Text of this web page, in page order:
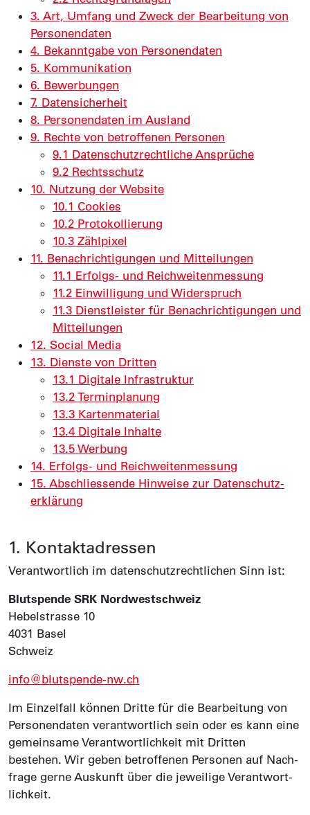
3. Art, Umfang und Zweck der Bearbeitung von
Personen­daten
4. Bekanntgabe von Personen­daten
5. Kommunikation
6. Bewerbungen
7. Daten­sicherheit
8. Personen­daten im Ausland
9. Rechte von betroffenen Personen
9.1 Daten­schutz­rechtliche Ansprüche
9.2 Rechtsschutz
10. Nutzung der Website
10.1 Cookies
10.2 Protokollierung
10.3 Zählpixel
11. Benach­richti­gungen und Mit­teilungen
11.1 Erfolgs- und Reichweiten­messung
11.2 Einwilligung und Wider­spruch
11.3 Dienst­leister für Benach­richti­gungen und
Mit­teilungen
12. Social Media
13. Dienste von Dritten
13.1 Digitale Infrastruktur
13.2 Terminplanung
13.3 Kartenmaterial
13.4 Digitale Inhalte
13.5 Werbung
14. Erfolgs- und Reichweiten­messung
15. Abschliessende Hinweise zur Daten­schutz­
erklärung
1. Kontakt­adressen
Verantwortlich im daten­schutz­rechtlichen Sinn ist:
Blutspende SRK Nordwestschweiz
Hebelstrasse 10
4031 Basel
Schweiz
info@blutspende-nw.ch
Im Einzel­fall können Dritte für die Bearbeitung von
Personen­daten verantwortlich sein oder es kann eine
gemeinsame Verant­wortlich­keit mit Dritten
bestehen. Wir geben betroffenen Personen auf Nach­
frage gerne Auskunft über die jeweilige Verant­wort­
lich­keit.